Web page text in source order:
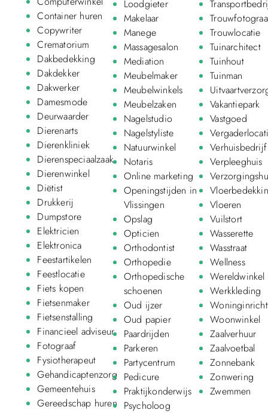
Container huren
Copywriter
Crematorium
Dakbedekking
Dakdekker
Dakwerker
Damesmode
Deurwaarder
Dierenarts
Dierenkliniek
Dierenspeciaalzaak
Dierenwinkel
Diëtist
Drukkerij
Dumpstore
Elektricien
Elektronica
Feestartikelen
Feestlocatie
Fiets kopen
Fietsenmaker
Fietsenstalling
Financieel adviseur
Fotograaf
Fysiotherapeut
Gehandicaptenzorg
Gemeentehuis
Gereedschap huren
Loodgieter
Makelaar
Manege
Massagesalon
Mediation
Meubelmaker
Meubelwinkels
Meubelzaken
Nagelstudio
Nagelstyliste
Natuurwinkel
Notaris
Online marketing
Openingstijden in
Vlissingen
Opslag
Opticien
Orthodontist
Orthopedie
Orthopedische
schoenen
Oud ijzer
Oud papier
Paardrijden
Parkeren
Partycentrum
Pedicure
Praktijkonderwijs
Psycholoog
Trouwlocatie
Tuinarchitect
Tuinhout
Tuinman
Vakantiepark
Vastgoed
Verhuisbedrijf
Verpleeghuis
Vloeren
Vuilstort
Wasserette
Wasstraat
Wellness
Wereldwinkel
Werkkleding
Woonwinkel
Zaalverhuur
Zaalvoetbal
Zonnebank
Zonwering
Zwemmen